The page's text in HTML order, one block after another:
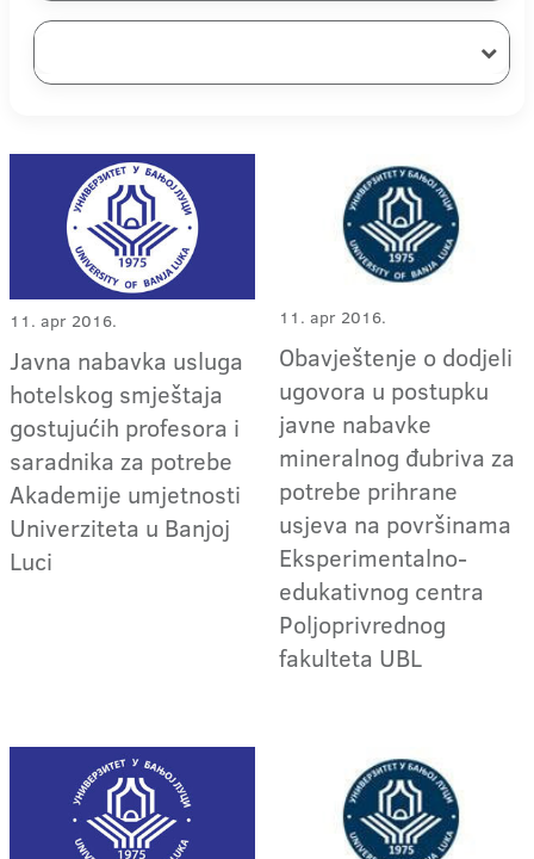
11. apr 2016.
Javna nabavka usluga
hotelskog smještaja
gostujućih profesora i
saradnika za potrebe
Akademije umjetnosti
Univerziteta u Banjoj
Luci
11. apr 2016.
Obavještenje o dodjeli
ugovora u postupku
javne nabavke
mineralnog đubriva za
potrebe prihrane
usjeva na površinama
Eksperimentalno-
edukativnog centra
Poljoprivrednog
fakulteta UBL